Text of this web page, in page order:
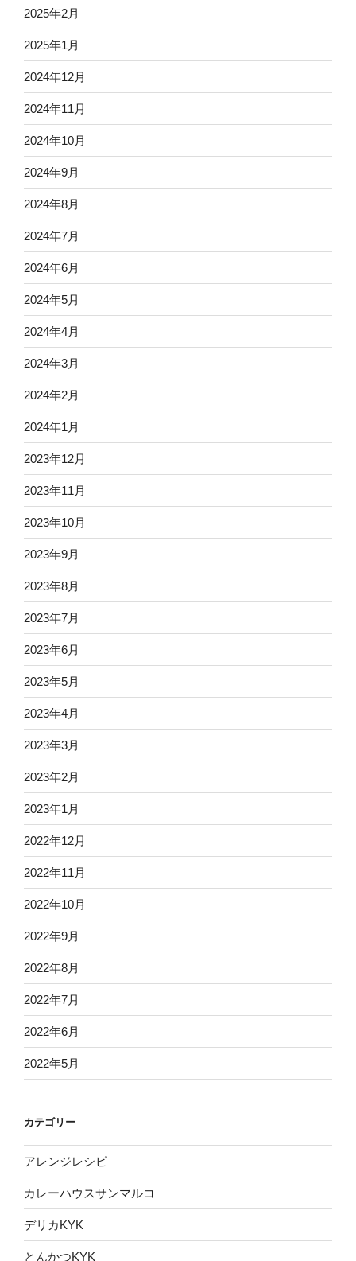
2025年2月
2025年1月
2024年12月
2024年11月
2024年10月
2024年9月
2024年8月
2024年7月
2024年6月
2024年5月
2024年4月
2024年3月
2024年2月
2024年1月
2023年12月
2023年11月
2023年10月
2023年9月
2023年8月
2023年7月
2023年6月
2023年5月
2023年4月
2023年3月
2023年2月
2023年1月
2022年12月
2022年11月
2022年10月
2022年9月
2022年8月
2022年7月
2022年6月
2022年5月
カテゴリー
アレンジレシピ
カレーハウスサンマルコ
デリカKYK
とんかつKYK